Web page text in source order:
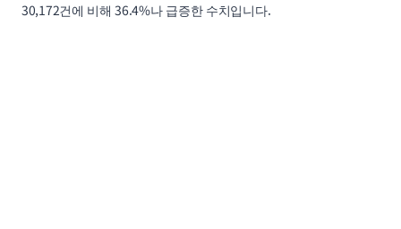
30,172건에 비해 36.4%나 급증한 수치입니다.